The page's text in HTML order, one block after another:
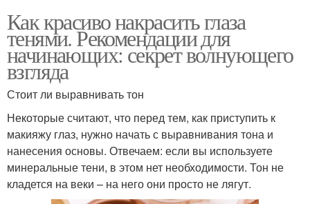
Как красиво накрасить глаза
тенями. Рекомендации для
начинающих: секрет волнующего
взгляда
Стоит ли выравнивать тон
Некоторые считают, что перед тем, как приступить к
макияжу глаз, нужно начать с выравнивания тона и
нанесения основы. Отвечаем: если вы используете
минеральные тени, в этом нет необходимости. Тон не
кладется на веки – на него они просто не лягут.